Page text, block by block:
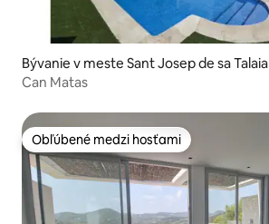
Bývanie v meste Sant Josep de sa Talaia
Can Matas
Obľúbené medzi hosťami
Obľúbené medzi hosťami